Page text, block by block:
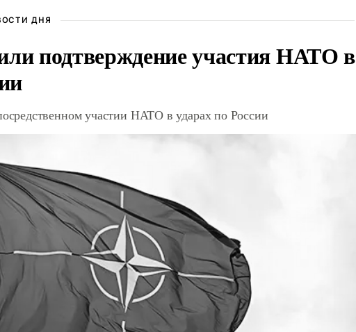
ДНЯ
подтверждение участия НАТО в
участии НАТО в ударах по России